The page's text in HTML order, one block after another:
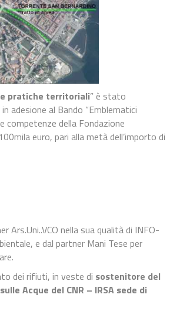
pratiche territoriali” è stato
adesione al Bando “Emblematici
competenze della Fondazione
euro, pari alla metà dell’importo di
nella sua qualità di INFO-
e dal partner Mani Tese per
dei rifiuti, in veste di sostenitore del
Acque del CNR – IRSA sede di